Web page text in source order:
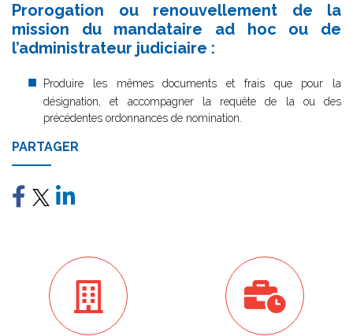
Prorogation ou renouvellement de la
mission du mandataire ad hoc ou de
l’administrateur judiciaire :
Produire les mêmes documents et frais que pour la
désignation, et accompagner la requête de la ou des
précédentes ordonnances de nomination.
PARTAGER